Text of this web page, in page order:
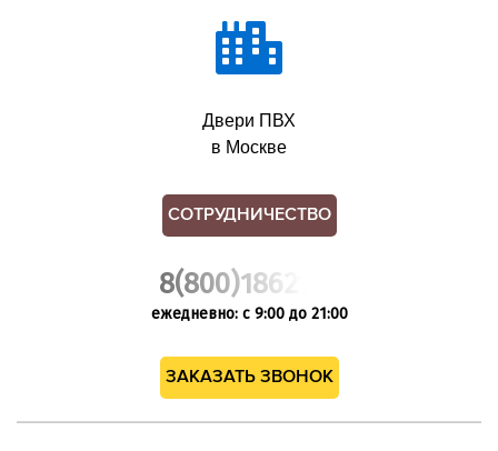
Двери ПВХ
в Москве
СОТРУДНИЧЕСТВО
8(800)1862102
ежедневно: с 9:00 до 21:00
ЗАКАЗАТЬ ЗВОНОК